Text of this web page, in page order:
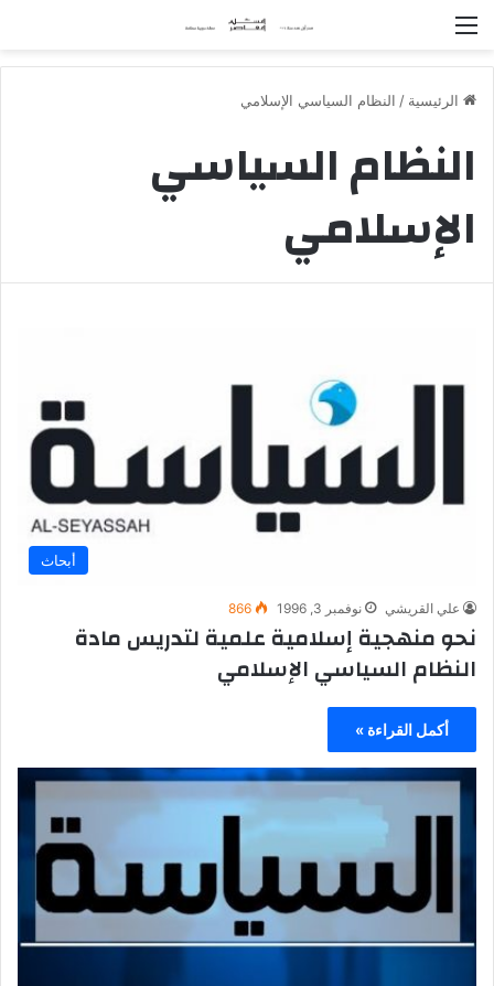
الرئيسية / النظام السياسي الإسلامي
النظام السياسي
الإسلامي
أبحاث
علي القريشي نوفمبر 3, 1996 866
نحو منهجية إسلامية علمية لتدريس مادة
النظام السياسي الإسلامي
أكمل القراءة »